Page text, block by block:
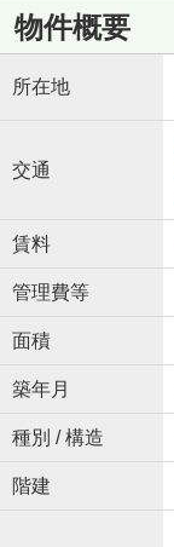
物件概要
所在地
交通
賃料
管理費等
面積
築年月
種別 / 構造
階建